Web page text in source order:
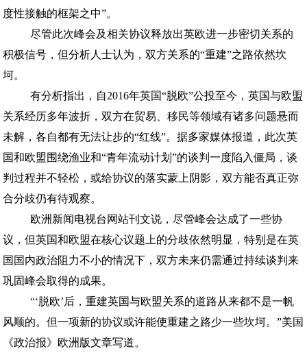
度性接触的框架之中”。
尽管此次峰会及相关协议释放出英欧进一步密切关系的
积极信号，但分析人士认为，双方关系的“重建”之路依然坎
坷。
有分析指出，自2016年英国“脱欧”公投至今，英国与欧盟
关系经历多年波折，双方在贸易、移民等领域有诸多问题悬而
未解，各自都有无法让步的“红线”。据多家媒体报道，此次英
国和欧盟围绕渔业和“青年流动计划”的谈判一度陷入僵局，谈
判过程并不轻松，或给协议的落实蒙上阴影，双方能否真正弥
合分歧仍有待观察。
欧洲新闻电视台网站刊文说，尽管峰会达成了一些协
议，但英国和欧盟在核心议题上的分歧依然明显，特别是在英
国国内政治阻力不小的情况下，双方未来仍需通过持续谈判来
巩固峰会取得的成果。
“‘脱欧’后，重建英国与欧盟关系的道路从来都不是一帆
风顺的。但一项新的协议或许能使重建之路少一些坎坷。”美国
《政治报》欧洲版文章写道。